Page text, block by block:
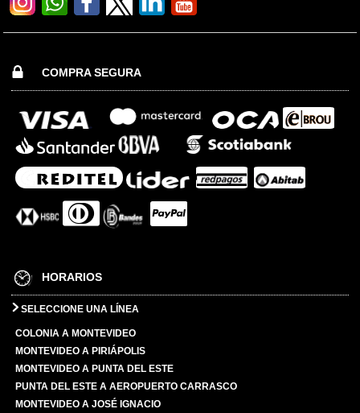
COMPRA SEGURA
HORARIOS
SELECCIONE UNA LÍNEA
COLONIA A MONTEVIDEO
MONTEVIDEO A PIRIÁPOLIS
MONTEVIDEO A PUNTA DEL ESTE
PUNTA DEL ESTE A AEROPUERTO CARRASCO
MONTEVIDEO A JOSÉ IGNACIO